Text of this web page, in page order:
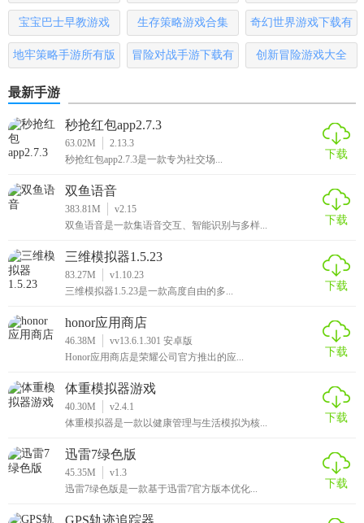
宝宝巴士早教游戏 生存策略游戏合集
奇幻世界游戏下载有
哪些
地牢策略手游所有版
冒险对战手游下载有
创新冒险游戏大全
最新手游
秒抢红包app2.7.3
63.02M
2.13.3
秒抢红包app2.7.3是一款专为社交场...
下载
双鱼语音
383.81M
v2.15
双鱼语音是一款集语音交互、智能识别与多样...
下载
三维模拟器1.5.23
83.27M
v1.10.23
三维模拟器1.5.23是一款高度自由的多...
下载
honor应用商店
46.38M
vv13.6.1.301 安卓版
Honor应用商店是荣耀公司官方推出的应...
下载
体重模拟器游戏
40.30M
v2.4.1
体重模拟器是一款以健康管理与生活模拟为核...
下载
迅雷7绿色版
45.35M
v1.3
迅雷7绿色版是一款基于迅雷7官方版本优化...
下载
GPS轨迹追踪器